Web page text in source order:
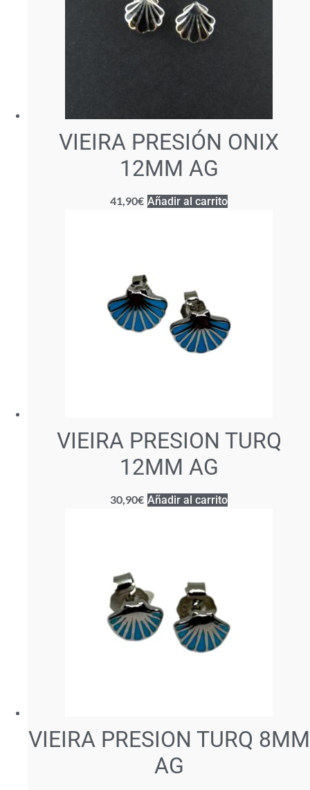
VIEIRA PRESIÓN ONIX
12MM AG
41,90€ Añadir al carrito
VIEIRA PRESION TURQ
12MM AG
30,90€ Añadir al carrito
VIEIRA PRESION TURQ 8MM
AG